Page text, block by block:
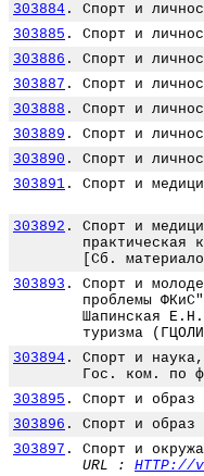
303884 . Спорт и
303885 . Спорт и
303886 . Спорт и
303887 . Спорт и
303888 . Спорт и
303889 . Спорт и
303890 . Спорт и
303891 . Спорт и
303892 .
Спорт и
[Сб.
303893 .
Спорт и
проблемы
Шапинская
туризма
303894 .
Спорт и
Гос. ком. по
303895 . Спорт и
303896 . Спорт и
303897 .
Спорт и
URL : HTTP://